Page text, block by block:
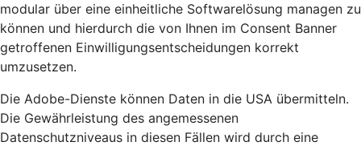
modular über eine einheitliche Softwarelösung managen zu
können und hierdurch die von Ihnen im Consent Banner
getroffenen Einwilligungsentscheidungen korrekt
umzusetzen.
Die Adobe-Dienste können Daten in die USA übermitteln.
Die Gewährleistung des angemessenen
Datenschutzniveaus in diesen Fällen wird durch eine